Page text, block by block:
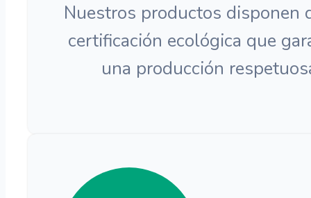
Nuestros productos disponen
certificación ecológica que
una producción